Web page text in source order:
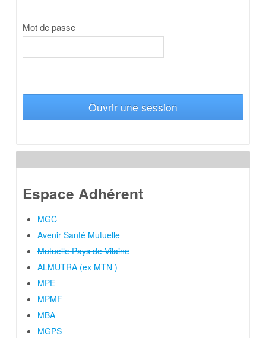
Mot de passe
Ouvrir une session
Espace Adhérent
MGC
Avenir Santé Mutuelle
Mutuelle Pays de Vilaine
ALMUTRA (ex MTN )
MPE
MPMF
MBA
MGPS